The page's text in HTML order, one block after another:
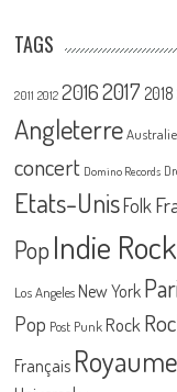
TAGS
2011 2012 20162017 2018
Angleterre Australie
concert Domino Records
Etats-UnisFolk
PopIndie Rock
Los Angeles New York
Pop Post Punk Rock
Français